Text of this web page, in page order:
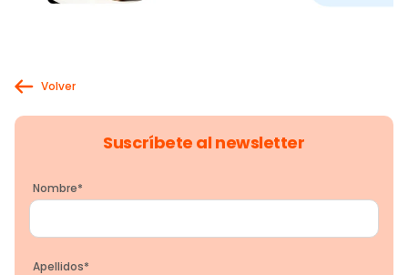
Volver
Suscríbete al newsletter
Nombre*
Apellidos*